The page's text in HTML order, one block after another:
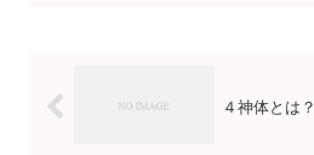
４神体とは？